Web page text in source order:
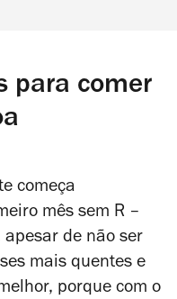
para comer
começa
mês sem R –
de não ser
mais quentes e
porque com o